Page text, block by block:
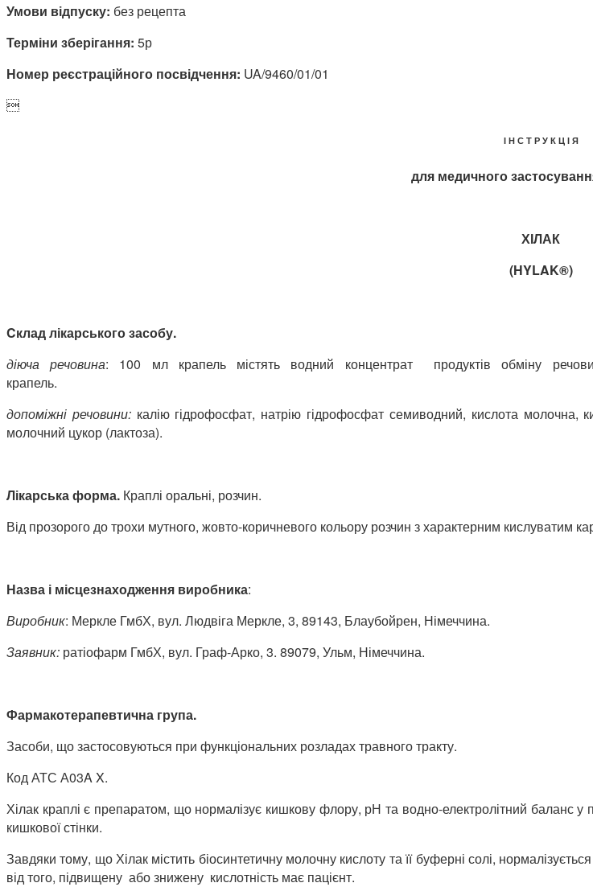
Умови відпуску: без рецепта
Терміни зберігання: 5р
Номер реєстраційного посвідчення: UA/9460/01/01

І Н С Т Р У К Ц І Я
для медичного
ХІЛАК
(HYLAK®)
Cкладлікарського засобу.
діюча речовина: 100 мл крапель містять водний концентрат продуктів обміну
крапель.
допоміжні речовини:калію гідрофосфат, натрію гідрофосфат семиводний, кислота молочна,
молочний цукор (лактоза).
Лікарська форма. Краплі оральні, розчин.
Від прозорого до трохи мутного, жовто-коричневого кольору розчин з характерним кислуватим
Назва і місцезнаходження виробника:
Виробник: Меркле ГмбХ, вул. Людвіга Меркле, 3, 89143, Блаубойрен, Німеччина.
Заявник: ратіофарм ГмбХ, вул. Граф-Арко, 3. 89079, Ульм, Німеччина.
Фармакотерапевтична група.
Засоби, що застосовуються при функціональних розладах травного тракту.
Код АТС А03A X.
Хілак краплі є препаратом, що нормалізує кишкову флору, рН та водно-електролітний баланс у
кишкової стінки.
Завдяки тому, що Хілак містить біосинтетичну молочну кислоту та її буферні солі,
від того, підвищену або знижену кислотність має пацієнт.